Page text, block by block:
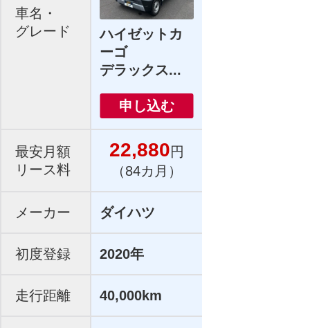
車名・
グレード
ハイゼットカ
ーゴ
デラックス...
申し込む
最安月額
リース料
22,880円
（84カ月）
メーカー ダイハツ
初度登録 2020年
走行距離 40,000km